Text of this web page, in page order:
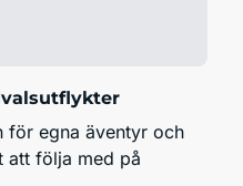
för egna äventyr och
att följa med på